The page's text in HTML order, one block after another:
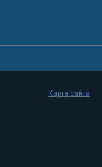
Карта сайта